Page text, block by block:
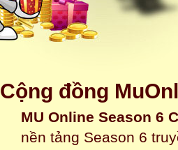
Cộng đồng
MU Online Season 6
nền tảng Season 6